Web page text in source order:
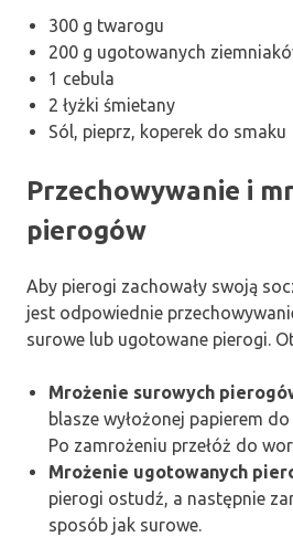
300 g twarogu
200 g ugotowanych
1 cebula
2 łyżki śmietany
Sól, pieprz, koperek do smaku
Przechowywanie i
pierogów
Aby pierogi zachowały swoją
jest odpowiednie
surowe lub ugotowane pierogi.
Mrożenie surowych
blasze wyłożonej papierem
Po zamrożeniu przełóż do
Mrożenie ugotowanych
pierogi ostudź, a następnie
sposób jak surowe.